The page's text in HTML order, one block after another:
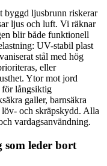
byggd ljusbrunn riskerar
ljus och luft. Vi räknar
blir både funktionell
UV-stabil plast
stål med hög
eller
Ytor mot jord
för långsiktig
galler, barnsäkra
och skräpskydd. Alla
vardagsanvändning.
som leder bort